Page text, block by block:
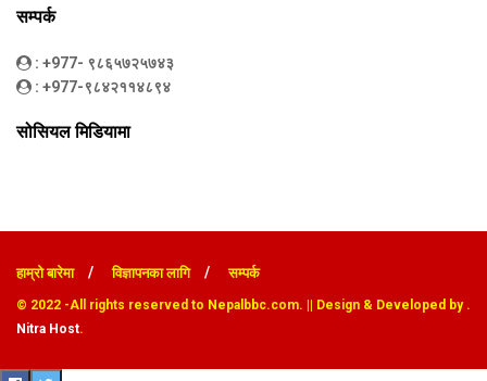
सम्पर्क
: +977- ९८६५७२५७४३
: +977-९८४२११४८९४
सोसियल मिडियामा
हाम्रो बारेमा विज्ञापनका लागि सम्पर्क
© 2022 -All rights reserved to Nepalbbc.com. || Design & Developed by .
Nitra Host.